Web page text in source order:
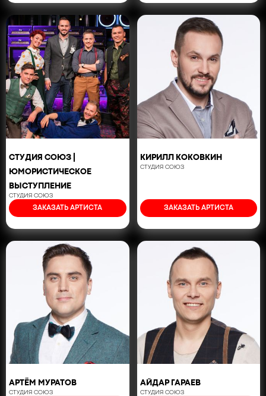
СТУДИЯ СОЮЗ |
ЮМОРИСТИЧЕСКОЕ
ВЫСТУПЛЕНИЕ
СТУДИЯ СОЮЗ
ЗАКАЗАТЬ АРТИСТА
КИРИЛЛ КОКОВКИН
СТУДИЯ СОЮЗ
ЗАКАЗАТЬ АРТИСТА
АРТЁМ МУРАТОВ
СТУДИЯ СОЮЗ
АЙДАР ГАРАЕВ
СТУДИЯ СОЮЗ